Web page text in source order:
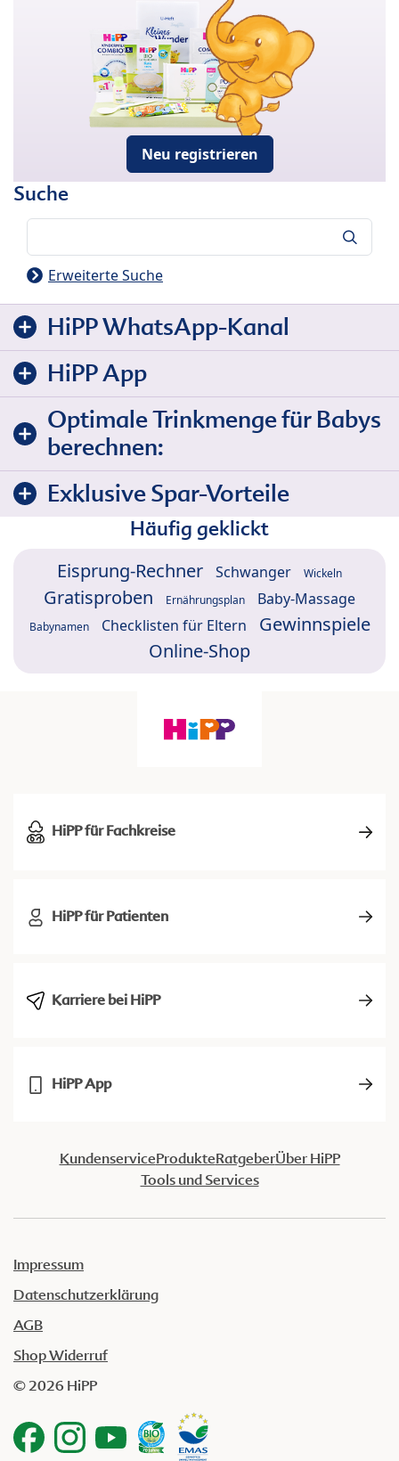
Neu registrieren
Suche
Erweiterte Suche
HiPP WhatsApp-Kanal
HiPP App
Optimale Trinkmenge für Babys
berechnen:
Exklusive Spar-Vorteile
Häufig geklickt
Eisprung-Rechner Schwanger Wickeln
Gratisproben Ernährungsplan Baby-Massage
Babynamen Checklisten für Eltern
Gewinnspiele
Online-Shop
HiPP für Fachkreise
HiPP für Patienten
Karriere bei HiPP
HiPP App
KundenserviceProdukteRatgeberÜber HiPP
Tools und Services
Impressum
Datenschutzerklärung
AGB
Shop Widerruf
© 2026 HiPP